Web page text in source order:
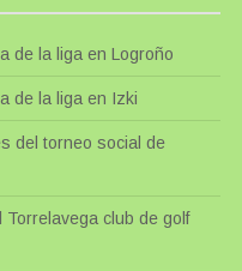
de la liga en Logroño
de la liga en Izki
del torneo social de
club de golf